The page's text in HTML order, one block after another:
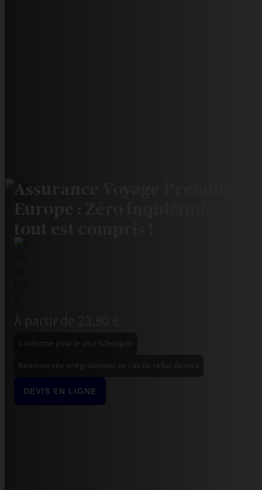
Assurance Voyage Premium
Conforme pour le visa Schengen
Remboursée intégralement en cas de refus de visa
DEVIS EN LIGNE